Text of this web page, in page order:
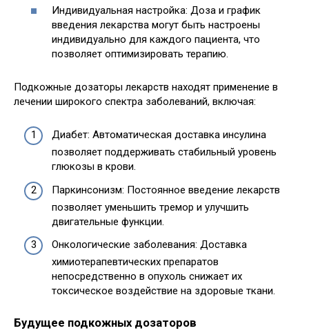
Индивидуальная настройка: Доза и график
введения лекарства могут быть настроены
индивидуально для каждого пациента, что
позволяет оптимизировать терапию.
Подкожные дозаторы лекарств находят применение в
лечении широкого спектра заболеваний, включая:
Диабет: Автоматическая доставка инсулина
позволяет поддерживать стабильный уровень
глюкозы в крови.
Паркинсонизм: Постоянное введение лекарств
позволяет уменьшить тремор и улучшить
двигательные функции.
Онкологические заболевания: Доставка
химиотерапевтических препаратов
непосредственно в опухоль снижает их
токсическое воздействие на здоровые ткани.
Будущее подкожных дозаторов